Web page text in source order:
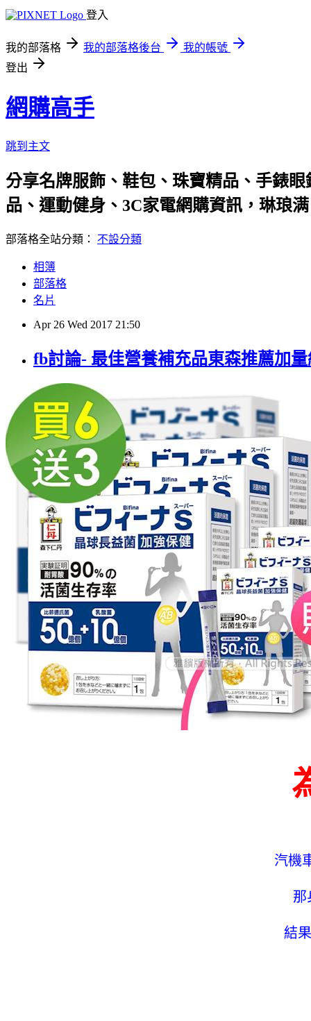
登入
我的部落格 我的部落格後台
我的帳號
登出
網購高手
跳到主文
分享名牌服飾、鞋包、珠寶精品、手錶
品、運動健身、3C家電網購資訊，琳琅
部落格全站分類： 不設分類
相簿
部落格
名片
Apr 26 Wed 2017 21:50
fb討論- 最佳營養補充品東森推薦加
汽機
那
結